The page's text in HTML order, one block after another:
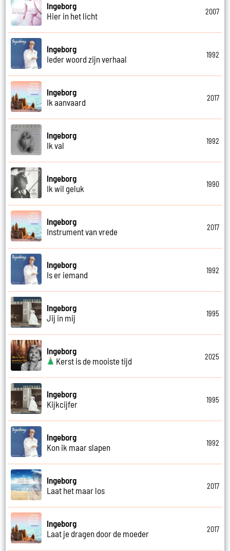
Ingeborg
Hier in het licht
2007
Ingeborg
Ieder woord zijn verhaal
1992
Ingeborg
Ik aanvaard
2017
Ingeborg
Ik val
1992
Ingeborg
Ik wil geluk
1990
Ingeborg
Instrument van vrede
2017
Ingeborg
Is er iemand
1992
Ingeborg
Jij in mij
1995
Ingeborg
Kerst is de mooiste tijd
2025
Ingeborg
Kijkcijfer
1995
Ingeborg
Kon ik maar slapen
1992
Ingeborg
Laat het maar los
2017
Ingeborg
Laat je dragen door de moeder
2017